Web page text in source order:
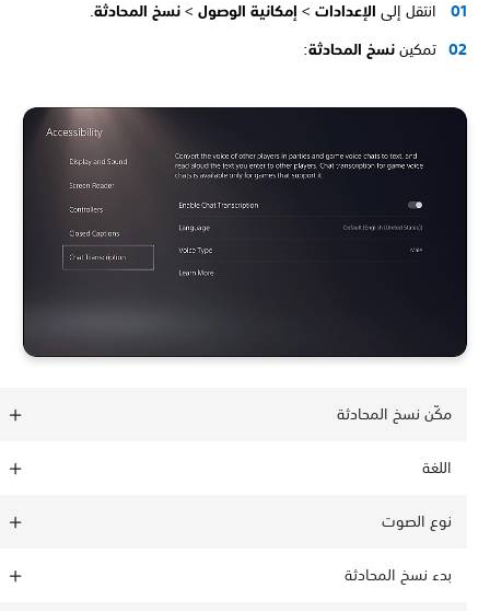
انتقل إلىالإعدادات>إمكانية الوصول> نسخ المحادثة.
تمكيننسخ المحادثة:
مكّن نسخ المحادثة
اللغة
نوع الصوت
بدء نسخ المحادثة